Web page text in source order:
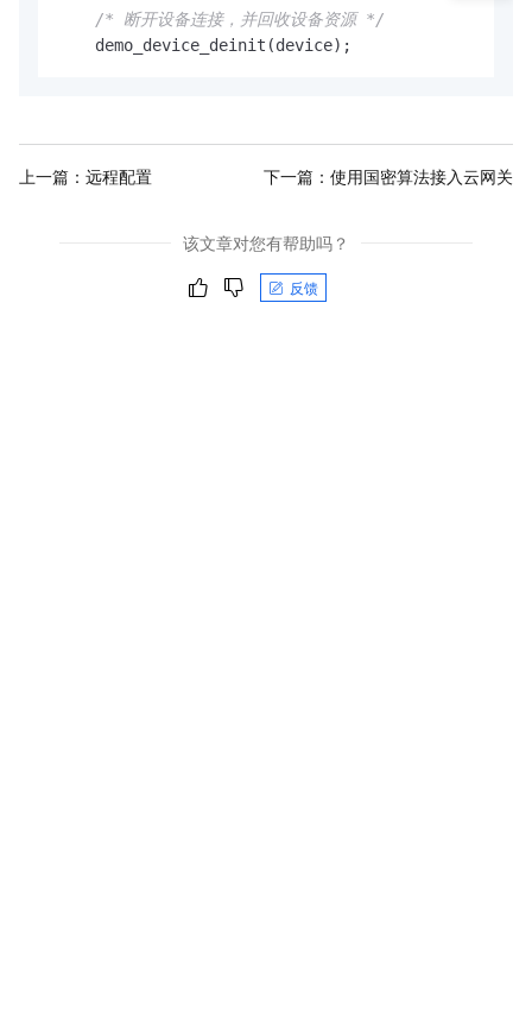
/* 断开设备连接，并回收设备资源 */
    demo_device_deinit(device);
上一篇： 远程配置 下一篇： 使用国密算法接入云网关
该文章对您有帮助吗？
反馈